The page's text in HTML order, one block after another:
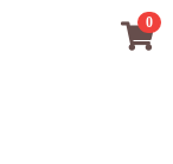
0
×